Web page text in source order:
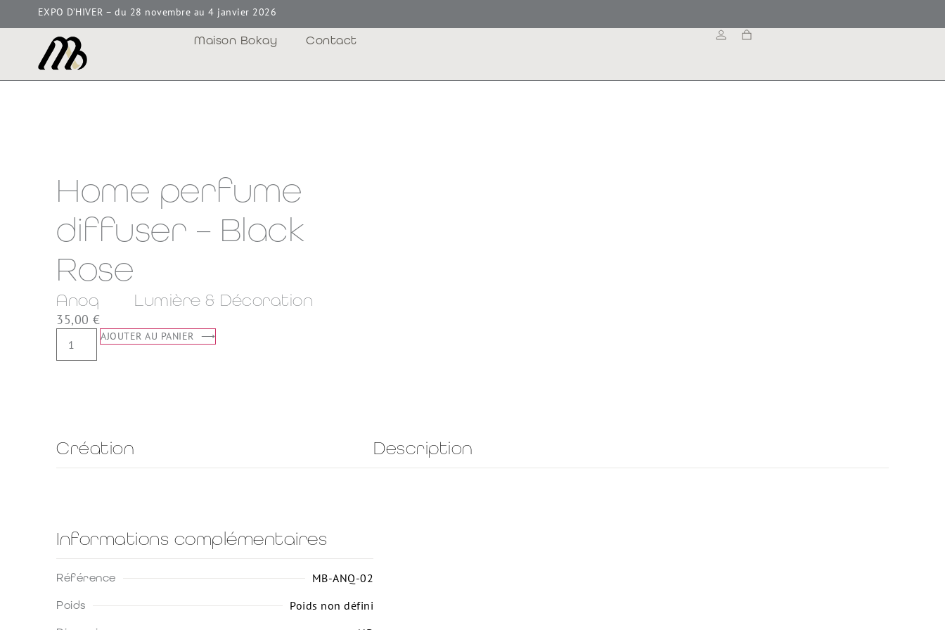
EXPO D’HIVER – du 28 novembre au 4 janvier 2026
Maison Bokay Contact
Home perfume
diffuser – Black
Rose
Anoq Lumière & Décoration
35,00 €
AJOUTER AU PANIER
Création
Informations complémentaires
Référence MB-ANQ-02
Poids Poids non défini
Description